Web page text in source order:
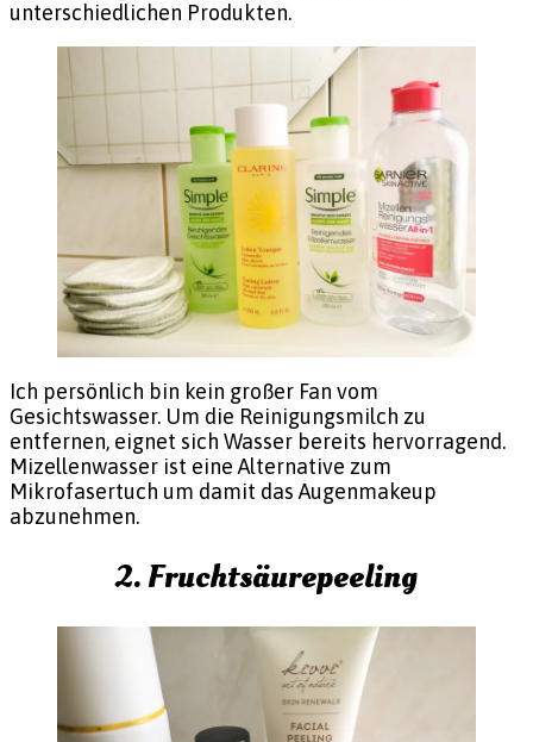
unterschiedlichen Produkten.
Ich persönlich bin kein großer Fan vom
Gesichtswasser. Um die Reinigungsmilch zu
entfernen, eignet sich Wasser bereits hervorragend.
Mizellenwasser ist eine Alternative zum
Mikrofasertuch um damit das Augenmakeup
abzunehmen.
2. Fruchtsäurepeeling